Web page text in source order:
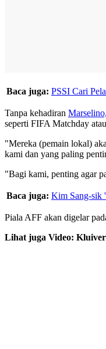
Baca juga: PSSI Cari
Tanpa kehadiran Marselino,
seperti FIFA Matchday
"Mereka (pemain lokal)
kami dan yang paling
"Bagi kami, penting agar
Baca juga: Kim Sang-sik
Piala AFF akan digelar
Lihat juga Video: